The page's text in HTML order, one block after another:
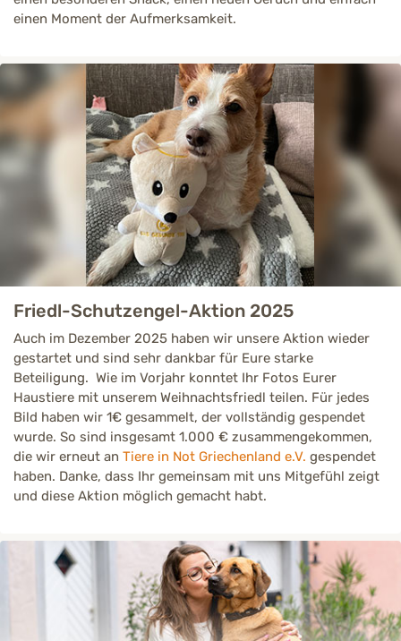
einen Moment der Aufmerksamkeit.
Friedl-Schutzengel-Aktion 2025
Auch im Dezember 2025 haben wir unsere Aktion wieder
gestartet und sind sehr dankbar für Eure starke
Beteiligung. Wie im Vorjahr konntet Ihr Fotos Eurer
Haustiere mit unserem Weihnachtsfriedl teilen. Für jedes
Bild haben wir 1€ gesammelt, der vollständig gespendet
wurde. So sind insgesamt 1.000 € zusammengekommen,
die wir erneut an Tiere in Not Griechenland e.V. gespendet
haben. Danke, dass Ihr gemeinsam mit uns Mitgefühl zeigt
und diese Aktion möglich gemacht habt.